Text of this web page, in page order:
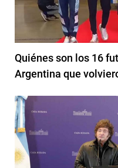
Quiénes son los 16
Argentina que